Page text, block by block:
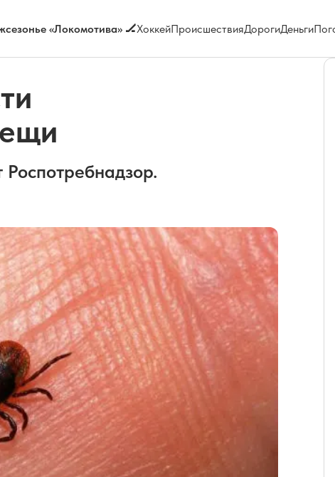
«Локомотива» 🏒ХоккейПроисшествияДорогиДеньги